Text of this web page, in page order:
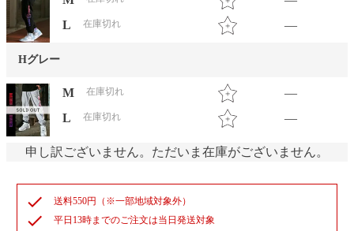
L
在庫切れ —
Hグレー
M 在庫切れ
—
L
在庫切れ —
申し訳ございません。ただいま在庫がございません。
check 送料550円（※一部地域対象外）
check 平日13時までのご注文は当日発送対象